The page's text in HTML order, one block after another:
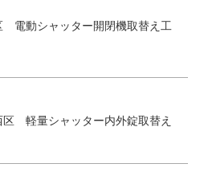
電動シャッター開閉機取替え工
区 軽量シャッター内外錠取替え